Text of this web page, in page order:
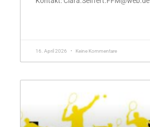
16. April 2026 Keine Kommentare